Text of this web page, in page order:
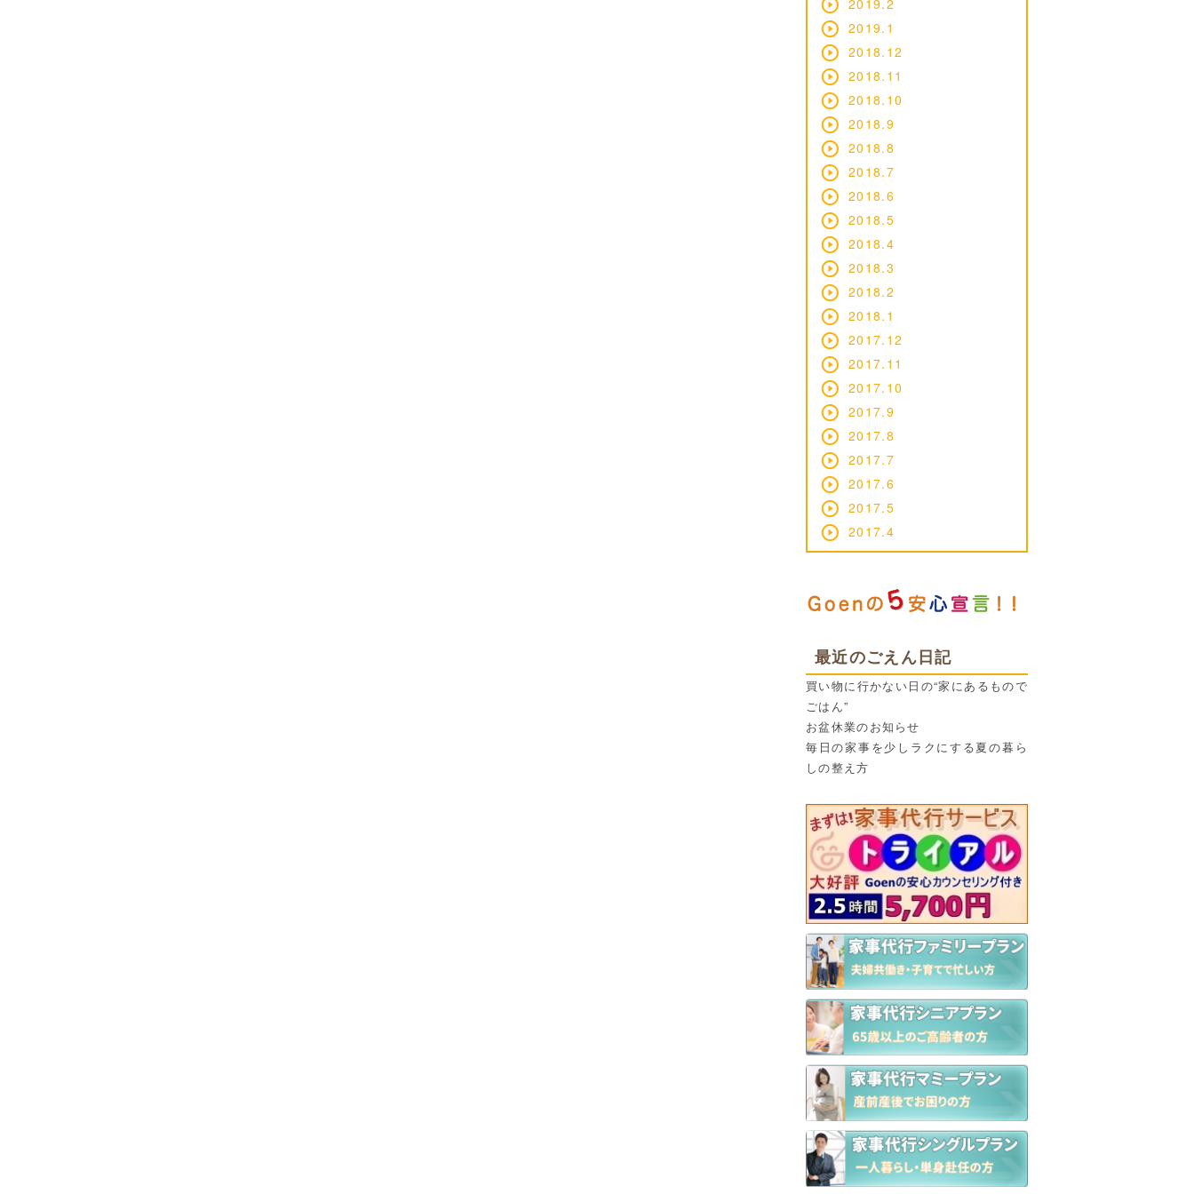
2019.2
2019.1
2018.12
2018.11
2018.10
2018.9
2018.8
2018.7
2018.6
2018.5
2018.4
2018.3
2018.2
2018.1
2017.12
2017.11
2017.10
2017.9
2017.8
2017.7
2017.6
2017.5
2017.4
最近のごえん日記
買い物に行かない日の“家にあるもので
ごはん”
お盆休業のお知らせ
毎日の家事を少しラクにする夏の暮ら
しの整え方